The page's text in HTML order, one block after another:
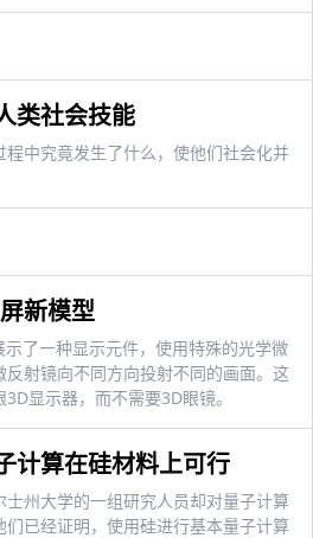
类社会技能
程中究竟发生了什么，使他们社会化并
新模型
了一种显示元件，使用特殊的光学微
反射镜向不同方向投射不同的画面。这
显示器，而不需要3D眼镜。
计算在硅材料上可行
士州大学的一组研究人员却对量子计算
们已经证明，使用硅进行基本量子计算